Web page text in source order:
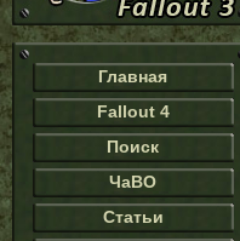
Главная
Fallout 4
Поиск
ЧаВО
Статьи